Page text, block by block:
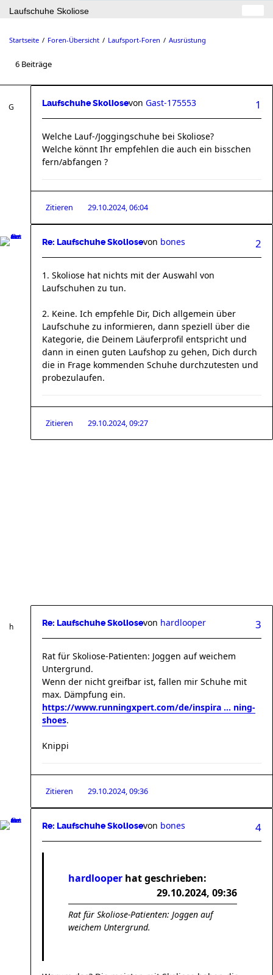
Laufschuhe Skoliose
Startseite Foren-Übersicht Laufsport-Foren Ausrüstung
6 Beiträge
Laufschuhe Skoliose 1
von Gast-175553
Welche Lauf-/Joggingschuhe bei Skoliose?
Welche könnt Ihr empfehlen die auch ein bisschen
fern/abfangen ?
Zitieren 29.10.2024, 06:04
Re: Laufschuhe Skoliose 2
von bones
1. Skoliose hat nichts mit der Auswahl von
Laufschuhen zu tun.
2. Keine. Ich empfehle Dir, Dich allgemein über
Laufschuhe zu informieren, dann speziell über die
Kategorie, die Deinem Läuferprofil entspricht und
dann in einen guten Laufshop zu gehen, Dich durch
die in Frage kommenden Schuhe durchzutesten und
probezulaufen.
Zitieren 29.10.2024, 09:27
Re: Laufschuhe Skoliose 3
von hardlooper
Rat für Skoliose-Patienten: Joggen auf weichem
Untergrund.
Wenn der nicht greifbar ist, fallen mir Schuhe mit
max. Dämpfung ein.
https://www.runningxpert.com/de/inspira ... ning-
shoes.
Knippi
Zitieren 29.10.2024, 09:36
Re: Laufschuhe Skoliose 4
von bones
hardlooper hat geschrieben:
29.10.2024, 09:36
Rat für Skoliose-Patienten: Joggen auf
weichem Untergrund.